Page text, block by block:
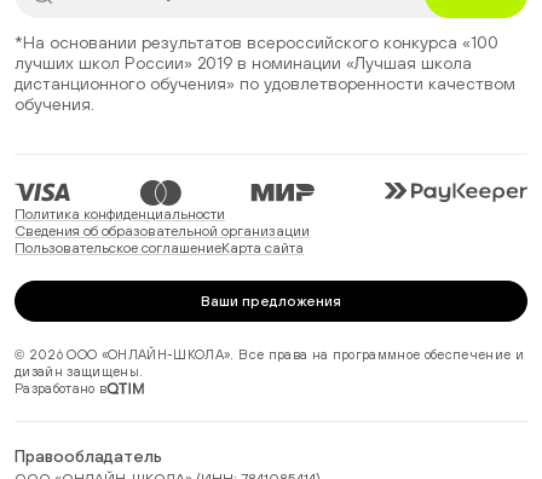
*На основании результатов всероссийского конкурса «100
лучших школ России» 2019 в номинации «Лучшая школа
дистанционного обучения» по удовлетворенности качеством
обучения.
Политика конфиденциальности
Сведения об образовательной организации
Пользовательское соглашениеКарта сайта
Ваши предложения
© 2026 ООО «ОНЛАЙН-ШКОЛА». Все права на программное обеспечение и
дизайн защищены.
Разработано в
Правообладатель